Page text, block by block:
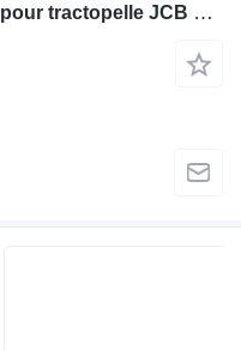
Attache rapide JCB 980/88833 pour tractopelle JCB 3CX, 4CX, 8060, 8080 HQ